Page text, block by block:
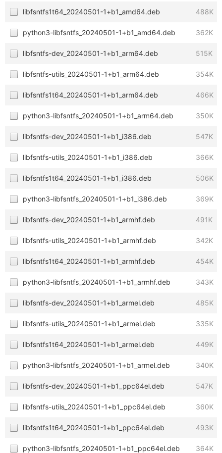
libfsntfs1t64_20240501-1+b1_amd64.deb 488K
python3-libfsntfs_20240501-1+b1_amd64.deb 362K
libfsntfs-dev_20240501-1+b1_arm64.deb 515K
libfsntfs-utils_20240501-1+b1_arm64.deb 354K
libfsntfs1t64_20240501-1+b1_arm64.deb 466K
python3-libfsntfs_20240501-1+b1_arm64.deb 350K
libfsntfs-dev_20240501-1+b1_i386.deb 547K
libfsntfs-utils_20240501-1+b1_i386.deb 366K
libfsntfs1t64_20240501-1+b1_i386.deb 506K
python3-libfsntfs_20240501-1+b1_i386.deb 369K
libfsntfs-dev_20240501-1+b1_armhf.deb 491K
libfsntfs-utils_20240501-1+b1_armhf.deb 342K
libfsntfs1t64_20240501-1+b1_armhf.deb 454K
python3-libfsntfs_20240501-1+b1_armhf.deb 343K
libfsntfs-dev_20240501-1+b1_armel.deb 485K
libfsntfs-utils_20240501-1+b1_armel.deb 335K
libfsntfs1t64_20240501-1+b1_armel.deb 449K
python3-libfsntfs_20240501-1+b1_armel.deb 340K
libfsntfs-dev_20240501-1+b1_ppc64el.deb 547K
libfsntfs-utils_20240501-1+b1_ppc64el.deb 360K
libfsntfs1t64_20240501-1+b1_ppc64el.deb 493K
python3-libfsntfs_20240501-1+b1_ppc64el.deb 364K